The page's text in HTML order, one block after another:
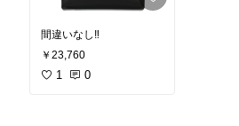
間違いなし‼︎
￥23,760
1 0